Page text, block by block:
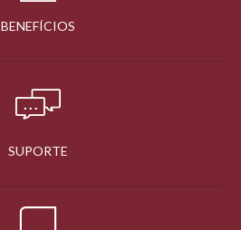
BENEFÍCIOS
SUPORTE